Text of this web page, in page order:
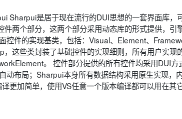
Sharpui是居于现在流行的DUI思想的一套界面库，
两个部分，这两个部分采用动态库的形式提供，引
控件的实现基类，包括：Visual、Element、
这些类封装了基础控件的实现细则，所有用户实现
。 控件部分提供的所有控件均采用DUI方
动布局；Sharpui本身所有数据结构采用原生实现，
更加简单，使用VS任意一个版本编译都可以用在其